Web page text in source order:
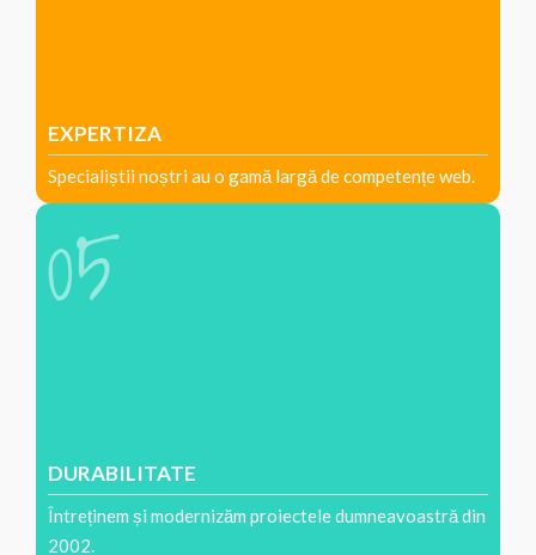
EXPERTIZA
Specialiștii noștri au o gamă largă de competențe web.
DURABILITATE
Întreținem și modernizăm proiectele dumneavoastră din
2002.